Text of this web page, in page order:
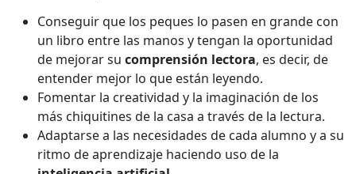
Conseguir que los peques lo pasen en grande con
un libro entre las manos y tengan la oportunidad
de mejorar su comprensión lectora, es decir, de
entender mejor lo que están leyendo.
Fomentar la creatividad y la imaginación de los
más chiquitines de la casa a través de la lectura.
Adaptarse a las necesidades de cada alumno y a su
ritmo de aprendizaje haciendo uso de la